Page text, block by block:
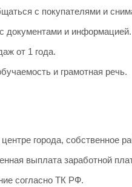
с покупателями и
документами и информацией.
от 1 года.
и грамотная речь.
города, собственное
выплата заработной
согласно ТК РФ.